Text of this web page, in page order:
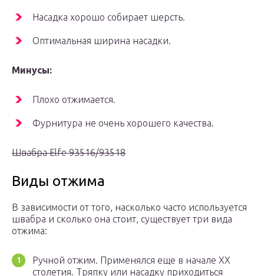
Насадка хорошо собирает шерсть.
Оптимальная ширина насадки.
Минусы:
Плохо отжимается.
Фурнитура не очень хорошего качества.
Швабра Elfe 93516/93518
Виды отжима
В зависимости от того, насколько часто используется
швабра и сколько она стоит, существует три вида
отжима:
Ручной отжим. Применялся еще в начале ХХ
столетия. Тряпку или насадку приходиться